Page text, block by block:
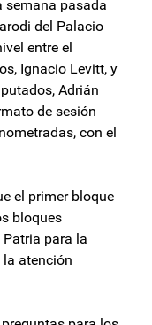
semana pasada
del Palacio
entre el
Ignacio Levitt, y
Adrián
de sesión
con el
el primer bloque
bloques
para la
atención